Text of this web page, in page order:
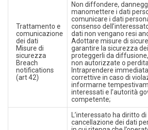
Trattamento e
comunicazione
dei dati
Misure di
sicurezza
Breach
notifications
(art 42)
Non diffondere,
manomettere i dati
comunicare i dati
consenso
dati non vengano resi
Adottare misure di
garantire la sicurezza
proteggerli da
non autorizzate o perdita.
Intraprendere
correttive in caso di
informarne
interessati e l’autorità
competente;
L’interessato ha diritto
cancellazione dei dati